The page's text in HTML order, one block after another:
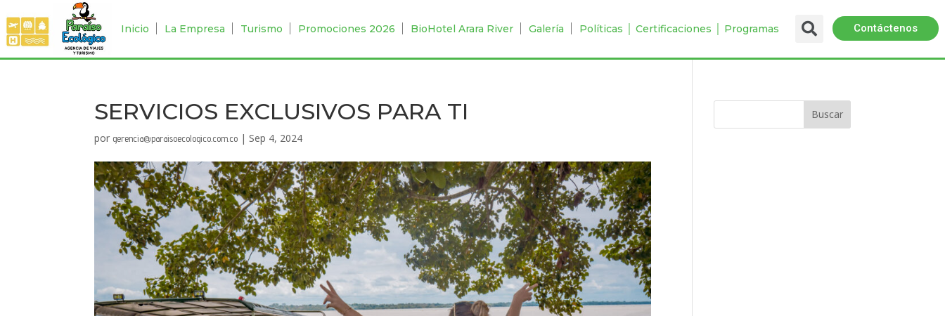
Inicio La Empresa Turismo Promociones 2026 BioHotel Arara River Galería Políticas │ Certificaciones │ Programas Contáctenos
SERVICIOS EXCLUSIVOS PARA TI
por gerencia@paraisoecologico.com.co |Sep 4, 2024